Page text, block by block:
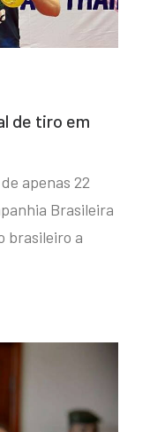
de tiro em
apenas 22
Brasileira
brasileiro a